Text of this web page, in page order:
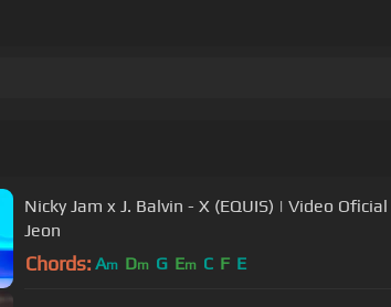
Nicky Jam x J. Balvin - X (EQUIS) | Video
Jeon
Chords: Am Dm G Em C F E